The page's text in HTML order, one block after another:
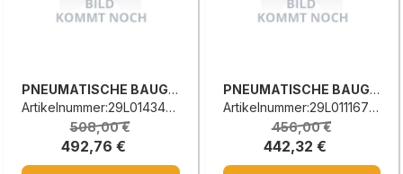
PNEUMATISCHE BAUGRUPPE
Artikelnummer:29L0143461C
508,00 €
492,76 €
PNEUMATISCHE BAUGRUPPE
Artikelnummer:29L0111676A
456,00 €
442,32 €